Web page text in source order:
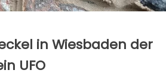
in Wiesbaden der
UFO